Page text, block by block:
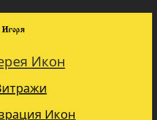
Игоря
Икон
Икон